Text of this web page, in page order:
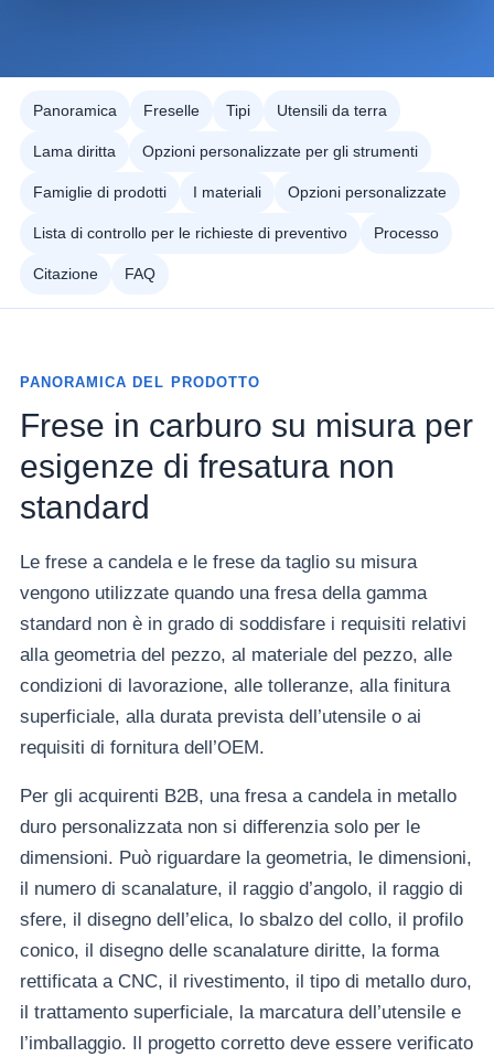
Panoramica Freselle Tipi Utensili da terra
Lama diritta Opzioni personalizzate per gli strumenti
Famiglie di prodotti I materiali Opzioni personalizzate
Lista di controllo per le richieste di preventivo Processo
Citazione FAQ
PANORAMICA DEL PRODOTTO
Frese in carburo su misura per
esigenze di fresatura non
standard
Le frese a candela e le frese da taglio su misura
vengono utilizzate quando una fresa della gamma
standard non è in grado di soddisfare i requisiti relativi
alla geometria del pezzo, al materiale del pezzo, alle
condizioni di lavorazione, alle tolleranze, alla finitura
superficiale, alla durata prevista dell’utensile o ai
requisiti di fornitura dell’OEM.
Per gli acquirenti B2B, una fresa a candela in metallo
duro personalizzata non si differenzia solo per le
dimensioni. Può riguardare la geometria, le dimensioni,
il numero di scanalature, il raggio d’angolo, il raggio di
sfere, il disegno dell’elica, lo sbalzo del collo, il profilo
conico, il disegno delle scanalature diritte, la forma
rettificata a CNC, il rivestimento, il tipo di metallo duro,
il trattamento superficiale, la marcatura dell’utensile e
l’imballaggio. Il progetto corretto deve essere verificato